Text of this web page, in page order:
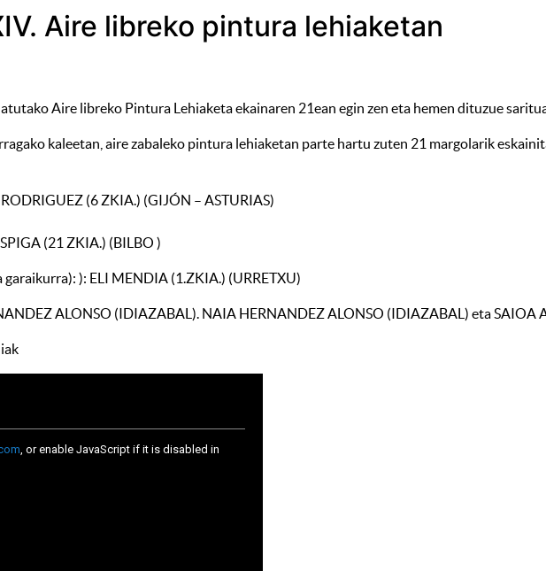
Aire libreko pintura lehiaketan
Aire libreko Pintura Lehiaketa ekainaren 21ean egin zen eta hemen dituzue
kaleetan, aire zabaleko pintura lehiaketan parte hartu zuten 21 margolarik
(6 ZKIA.) (GIJÓN – ASTURIAS)
(21 ZKIA.) (BILBO )
): ELI MENDIA (1.ZKIA.) (URRETXU)
ALONSO (IDIAZABAL). NAIA HERNANDEZ ALONSO (IDIAZABAL) eta SAIOA